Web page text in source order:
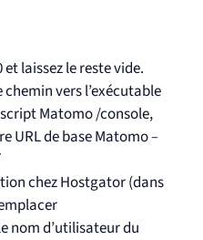
et laissez le reste vide.
vers l’exécutable
Matomo /console,
URL de base Matomo–
chez Hostgator (dans
nom d’utilisateur du